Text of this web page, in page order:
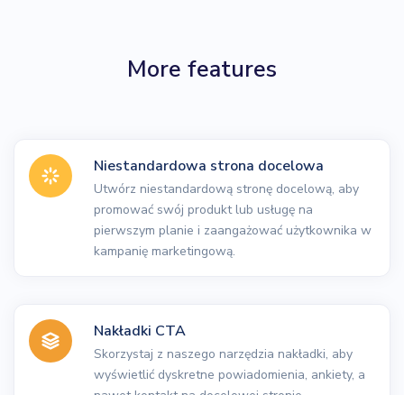
More features
Niestandardowa strona docelowa
Utwórz niestandardową stronę docelową, aby
promować swój produkt lub usługę na
pierwszym planie i zaangażować użytkownika w
kampanię marketingową.
Nakładki CTA
Skorzystaj z naszego narzędzia nakładki, aby
wyświetlić dyskretne powiadomienia, ankiety, a